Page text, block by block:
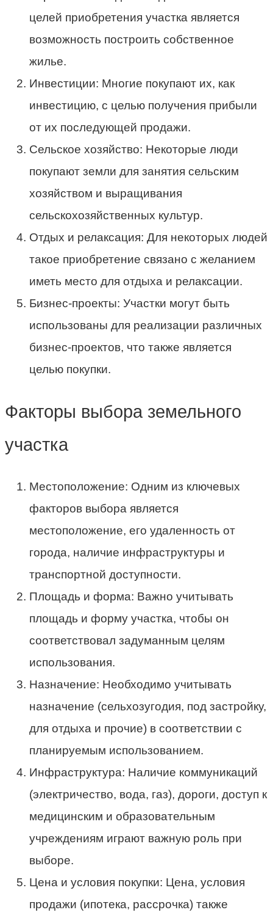
целей приобретения участка является
возможность построить собственное
жилье.
Инвестиции: Многие покупают их, как
инвестицию, с целью получения прибыли
от их последующей продажи.
Сельское хозяйство: Некоторые люди
покупают земли для занятия сельским
хозяйством и выращивания
сельскохозяйственных культур.
Отдых и релаксация: Для некоторых людей
такое приобретение связано с желанием
иметь место для отдыха и релаксации.
Бизнес-проекты: Участки могут быть
использованы для реализации различных
бизнес-проектов, что также является
целью покупки.
Факторы выбора земельного
участка
Местоположение: Одним из ключевых
факторов выбора является
местоположение, его удаленность от
города, наличие инфраструктуры и
транспортной доступности.
Площадь и форма: Важно учитывать
площадь и форму участка, чтобы он
соответствовал задуманным целям
использования.
Назначение: Необходимо учитывать
назначение (сельхозугодия, под застройку,
для отдыха и прочие) в соответствии с
планируемым использованием.
Инфраструктура: Наличие коммуникаций
(электричество, вода, газ), дороги, доступ к
медицинским и образовательным
учреждениям играют важную роль при
выборе.
Цена и условия покупки: Цена, условия
продажи (ипотека, рассрочка) также